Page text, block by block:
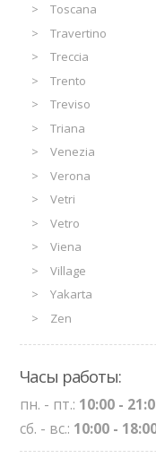
Toscana
Travertino
Treccia
Trento
Treviso
Triana
Venezia
Verona
Vetri
Vetro
Viena
Village
Yakarta
Zen
Часы работы:
пн. - пт.: 10:00 -
сб. - вс.: 10:00 -